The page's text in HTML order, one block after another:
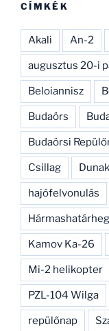
CÍMKÉK
Akali An-2
augusztus 20-i
Beloiannisz
Budaörs
Budaörsi
Csillag
hajófelvonulás
Kamov Ka-26
Mi-2 helikopter
PZL-104 Wilga
repülőnap